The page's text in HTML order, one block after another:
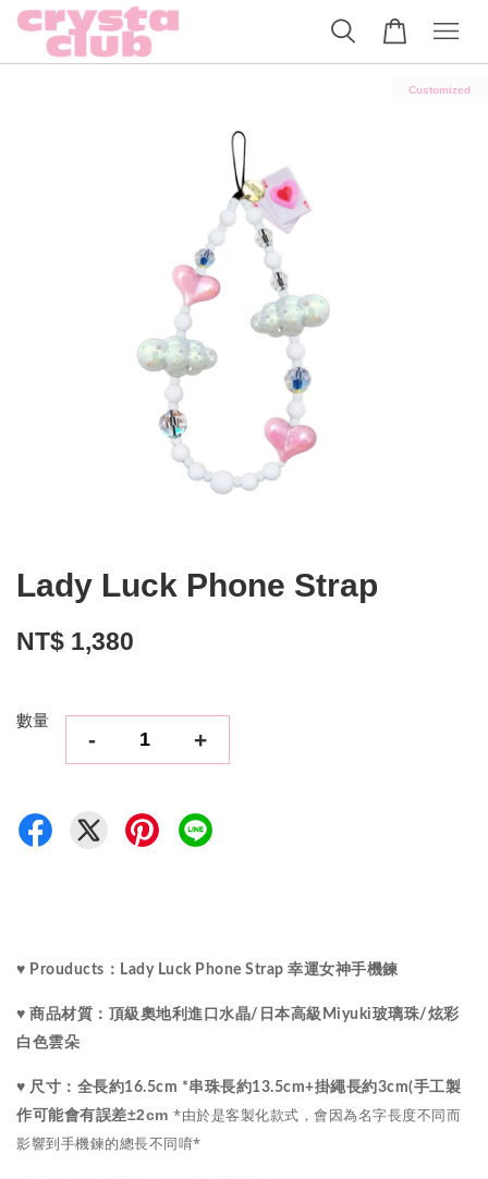
Customized
Lady Luck Phone Strap
NT$ 1,380
數量
- +
♥ Prouducts：Lady Luck Phone Strap 幸運女神手機鍊
♥ 商品材質： 頂級奧地利進口 水晶/ 日本高級Miyuki玻璃珠/炫彩
白色雲朵
♥ 尺寸： 全長約16.5cm *串珠長約13.5cm+掛繩長約3cm(手工製
作可能會有誤差±2cm *由於是客製化款式，會因為名字長度不同而
影響到手機鍊的總長不同唷*